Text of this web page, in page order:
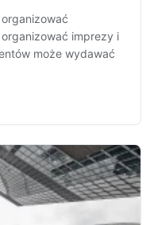
imprezy i
może wydawać